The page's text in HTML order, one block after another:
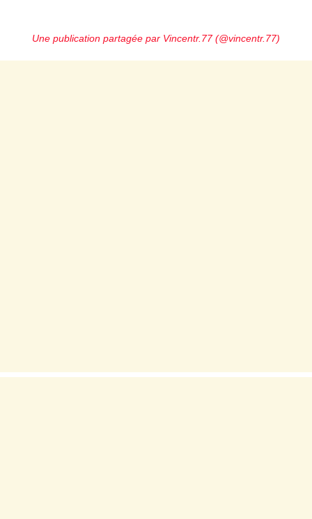
Une publication partagée par Vincentr.77 (@vincentr.77)